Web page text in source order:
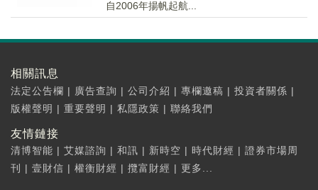
自2006年揚帆起航...
相關訊息
法定公告欄 | 廣告查詢 | 公司介紹 | 專欄邀稿 | 投資者關係 |
版權聲明 | 重要聲明 | 私隱政策 | 聯絡我們
友情鏈接
清博智能 | 艾媒諮詢 | 和訊 | 新時空 | 時代財經 | 證券市場周
刊
| 壹財信 | 權衡財經 | 攬富財經 | 更多...